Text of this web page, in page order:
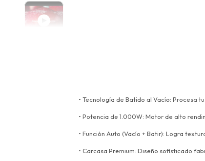
• Tecnología de Batido al Vacío: Procesa
• Potencia de 1.000W: Motor de alto
• Función Auto (Vacío + Batir): Logra
• Carcasa Premium: Diseño sofisticado